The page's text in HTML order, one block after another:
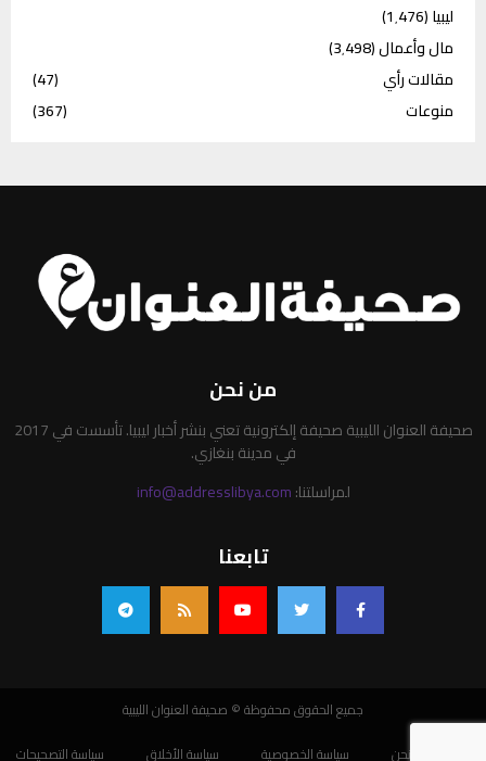
ليبيا(1٬476)
مال وأعمال(3٬498)
مقالات رأي
(47)
منوعات
(367)
من نحن
صحيفة العنوان الليبية صحيفة إلكترونية تعني بنشر أخبار ليبيا. تأسست في 2017
في مدينة بنغازي.
لمراسلتنا:info@addresslibya.com
تابعنا
جميع الحقوق محفوظة © صحيفة العنوان الليبية
من نحن
سياسة الخصوصية سياسة الأخلاق سياسة التصحيحات